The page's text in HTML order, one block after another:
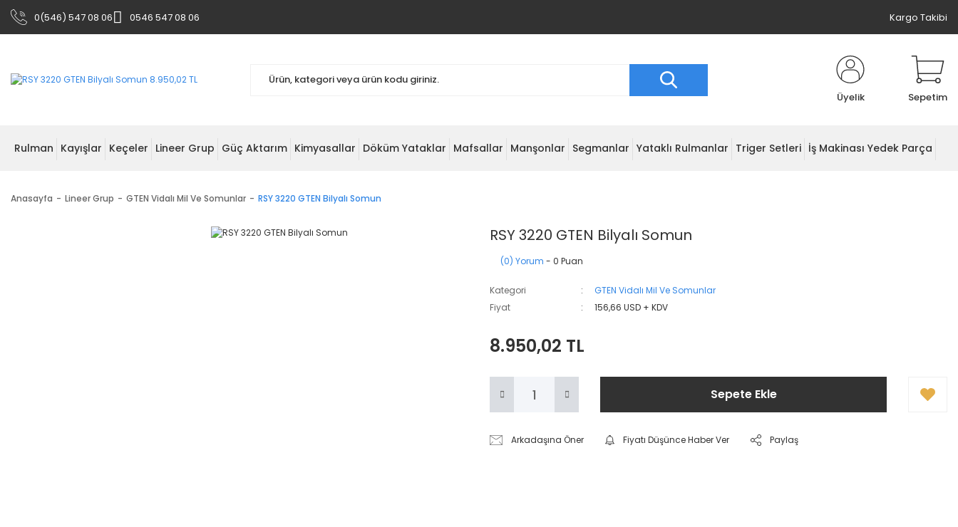
0(546) 547 08 06 0546 547 08 06 Kargo Takibi
Üyelik Sepetim
Rulman Kayışlar Keçeler Lineer Grup Güç Aktarım Kimyasallar Döküm Yataklar Mafsallar Manşonlar Segmanlar Yataklı Rulmanlar Triger Setleri İş Makinası Yedek Parça
Anasayfa Lineer Grup GTEN Vidalı Mil Ve Somunlar RSY 3220 GTEN Bilyalı Somun
RSY 3220 GTEN Bilyalı Somun
(0) Yorum - 0 Puan
Kategori
GTEN Vidalı Mil Ve Somunlar
Fiyat
156,66 USD + KDV
8.950,02 TL
Sepete Ekle
Arkadaşına Öner Fiyatı Düşünce Haber Ver Paylaş